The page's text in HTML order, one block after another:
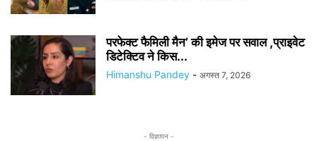
परफेक्ट फैमिली मैन’ की इमेज पर सवाल ,प्राइवेट
डिटेक्टिव ने किस...
Himanshu Pandey - अगस्त 7, 2026
- विज्ञापन -